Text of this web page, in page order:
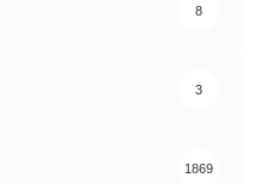
8
3
1869